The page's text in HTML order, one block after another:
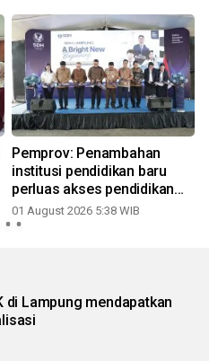
Pemprov: Penambahan
institusi pendidikan baru
perluas akses pendidikan
bermutu
01 August 2026 5:38 WIB
di Lampung mendapatkan